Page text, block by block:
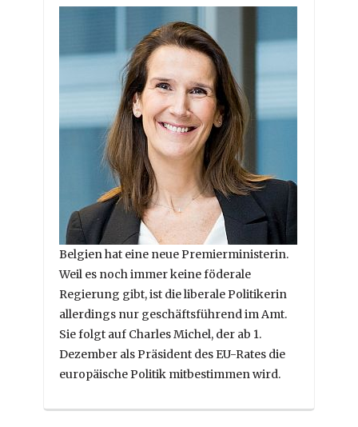
Belgien hat eine neue Premierministerin.
Weil es noch immer keine föderale
Regierung gibt, ist die liberale Politikerin
allerdings nur geschäftsführend im Amt.
Sie folgt auf Charles Michel, der ab 1.
Dezember als Präsident des EU-Rates die
europäische Politik mitbestimmen wird.